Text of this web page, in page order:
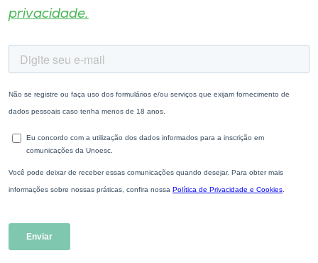
CPA
Biblioteca
Editora
Rádio
Museu
privacidade.